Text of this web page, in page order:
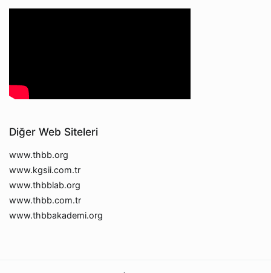
Diğer Web Siteleri
www.thbb.org
www.kgsii.com.tr
www.thbblab.org
www.thbb.com.tr
www.thbbakademi.org